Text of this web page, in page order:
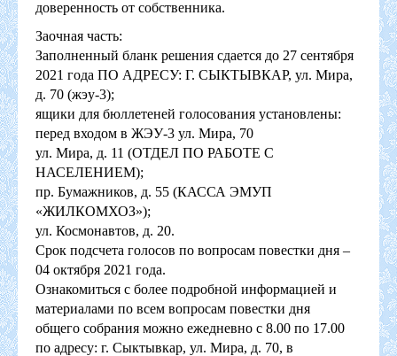
доверенность от собственника.
Заочная часть:
Заполненный бланк решения сдается до 27 сентября
2021 года ПО АДРЕСУ: Г. СЫКТЫВКАР, ул. Мира,
д. 70 (жэу-3);
ящики для бюллетеней голосования установлены:
перед входом в ЖЭУ-3 ул. Мира, 70
ул. Мира, д. 11 (ОТДЕЛ ПО РАБОТЕ С
НАСЕЛЕНИЕМ);
пр. Бумажников, д. 55 (КАССА ЭМУП
«ЖИЛКОМХОЗ»);
ул. Космонавтов, д. 20.
Срок подсчета голосов по вопросам повестки дня –
04 октября 2021 года.
Ознакомиться с более подробной информацией и
материалами по всем вопросам повестки дня
общего собрания можно ежедневно с 8.00 по 17.00
по адресу: г. Сыктывкар, ул. Мира, д. 70, в